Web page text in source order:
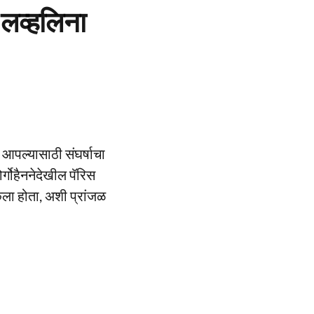
संघर्षाचा
पॅरिस
होता, अशी प्रांजळ